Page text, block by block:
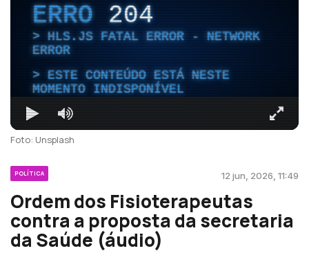
ERRO204
HLS.JS FATAL ERROR - NETWORK
ERROR
ESTE CONTEÚDO ESTÁ NESTE
MOMENTO INDISPONÍVEL
Foto: Unsplash
POLÍTICA 12 jun, 2026, 11:49
Ordem dos Fisioterapeutas
contra a proposta da secretaria
da Saúde (áudio)